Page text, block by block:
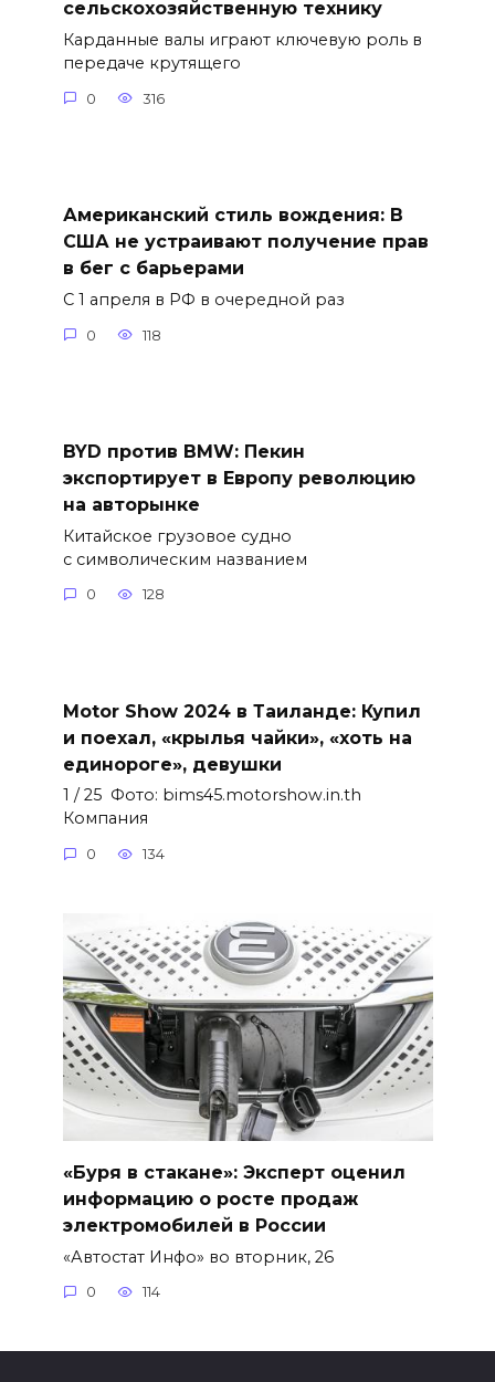
сельскохозяйственную технику
Карданные валы играют ключевую роль в
передаче крутящего
0 316
Американский стиль вождения: В
США не устраивают получение прав
в бег с барьерами
С 1 апреля в РФ в очередной раз
0 118
BYD против BMW: Пекин
экспортирует в Европу революцию
на авторынке
Китайское грузовое судно
с символическим названием
0 128
Motor Show 2024 в Таиланде: Купил
и поехал, «крылья чайки», «хоть на
единороге», девушки
1 / 25 Фото: bims45.motorshow.in.th
Компания
0 134
«Буря в стакане»: Эксперт оценил
информацию о росте продаж
электромобилей в России
«Автостат Инфо» во вторник, 26
0 114